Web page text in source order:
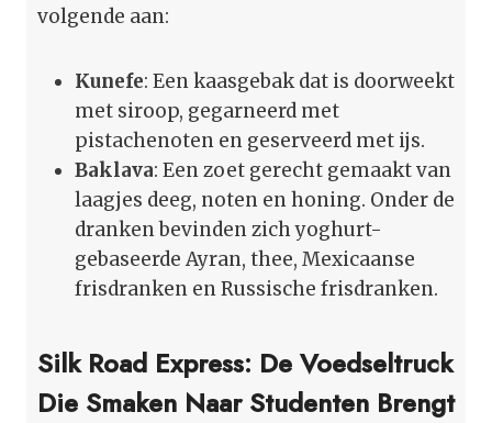
volgende aan:
Kunefe: Een kaasgebak dat is doorweekt
met siroop, gegarneerd met
pistachenoten en geserveerd met ijs.
Baklava: Een zoet gerecht gemaakt van
laagjes deeg, noten en honing. Onder de
dranken bevinden zich yoghurt-
gebaseerde Ayran, thee, Mexicaanse
frisdranken en Russische frisdranken.
Silk Road Express: De Voedseltruck
Die Smaken Naar Studenten Brengt